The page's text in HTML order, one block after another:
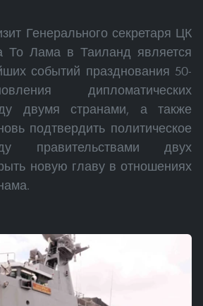
Генерального секретаря ЦК
То Лама в Таиланд является
событий празднования 50-
дипломатических
двумя странами, а также
подтвердить политическое
правительствами двух
новую главу в отношениях